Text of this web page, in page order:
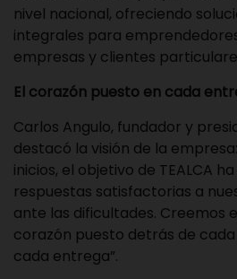
nivel nacional, ofreciendo
integrales para
empresas y clientes
El corazón puesto en cada
Carlos Angulo, fundador y
destacó la visión de la
inicios, el objetivo de TEALCA
respuestas satisfactorias a
ante las dificultades. Creemos
corazón puesto detrás de
cada entrega”.